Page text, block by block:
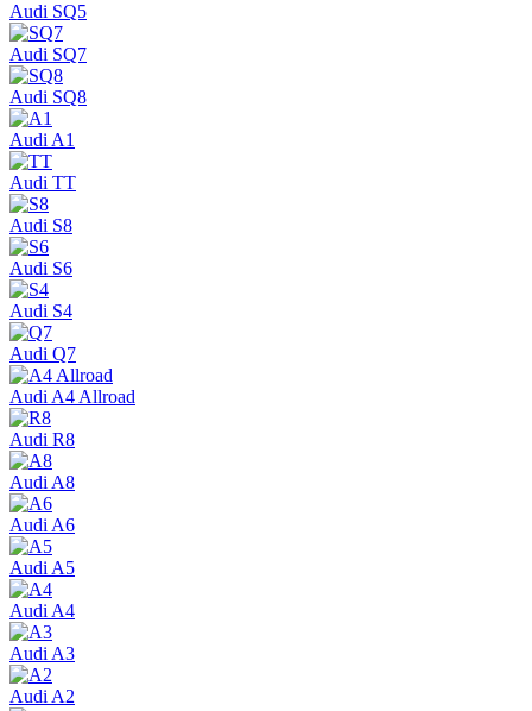
Audi SQ5
Audi SQ7
Audi SQ8
Audi A1
Audi TT
Audi S8
Audi S6
Audi S4
Audi Q7
Audi A4 Allroad
Audi R8
Audi A8
Audi A6
Audi A5
Audi A4
Audi A3
Audi A2